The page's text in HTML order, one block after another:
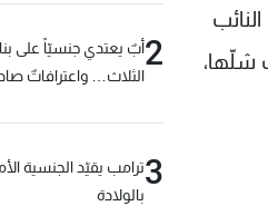
شلّها،
2أبٌ يعتدي جنسيّاً على
الثلاث… واعترافاتٌ
3ترامب يقيّد الجنسية
بالولادة